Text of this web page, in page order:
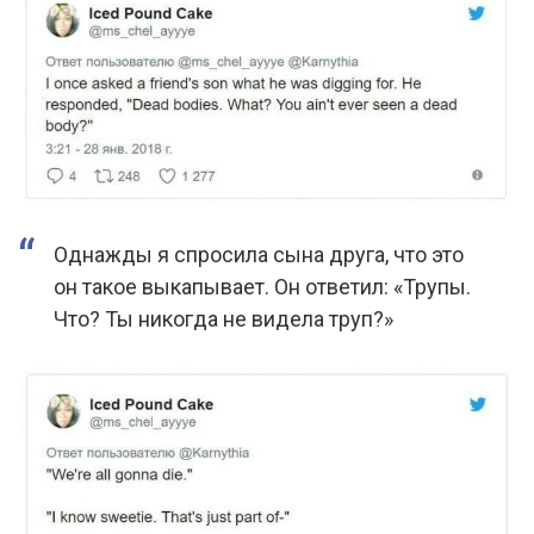
Однажды я спросила сына друга, что это
он такое выкапывает. Он ответил: «Трупы.
Что? Ты никогда не видела труп?»